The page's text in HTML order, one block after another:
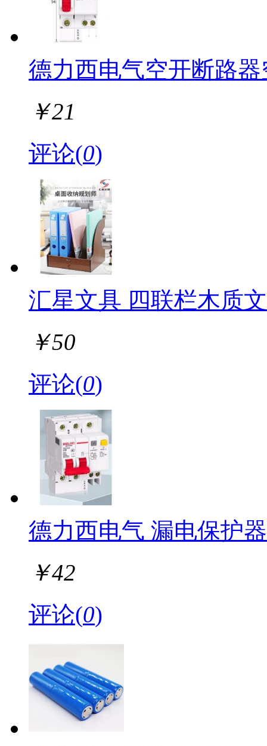
德力西电气空开断路器
￥21
评论(0)
汇星文具 四联栏木质
￥50
评论(0)
德力西电气 漏电保护
￥42
评论(0)